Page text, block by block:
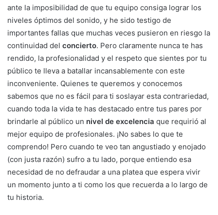
ante la imposibilidad de que tu equipo consiga lograr los
niveles óptimos del sonido, y he sido testigo de
importantes fallas que muchas veces pusieron en riesgo la
continuidad del concierto. Pero claramente nunca te has
rendido, la profesionalidad y el respeto que sientes por tu
público te lleva a batallar incansablemente con este
inconveniente. Quienes te queremos y conocemos
sabemos que no es fácil para ti soslayar esta contrariedad,
cuando toda la vida te has destacado entre tus pares por
brindarle al público un nivel de excelencia que requirió al
mejor equipo de profesionales. ¡No sabes lo que te
comprendo! Pero cuando te veo tan angustiado y enojado
(con justa razón) sufro a tu lado, porque entiendo esa
necesidad de no defraudar a una platea que espera vivir
un momento junto a ti como los que recuerda a lo largo de
tu historia.